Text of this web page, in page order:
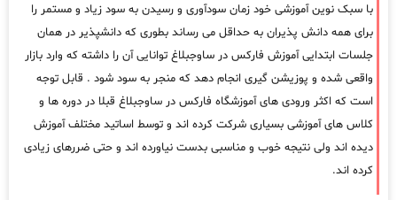
با سبک نوین آموزشی خود زمان سودآوری و رسیدن به سود زیاد و مستمر را
برای همه دانش پذیران به حداقل می رساند بطوری که دانشپذیر در همان
جلسات ابتدایی آموزش فارکس در ساوجبلاغ توانایی آن را داشته که وارد بازار
واقعی شده و پوزیشن گیری انجام دهد که منجر به سود شود . قابل توجه
است که اکثر ورودی های آموزشگاه فارکس در ساوجبلاغ قبلا در دوره ها و
کلاس های آموزشی بسیاری شرکت کرده اند و توسط اساتید مختلف آموزش
دیده اند ولی نتیجه خوب و مناسبی بدست نیاورده اند و حتی ضررهای زیادی
کرده اند.